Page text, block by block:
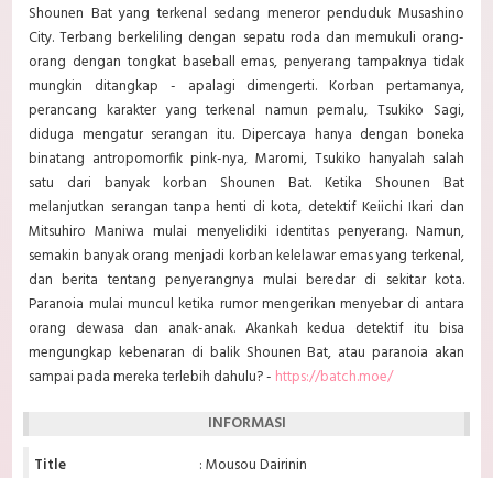
Shounen Bat yang terkenal sedang meneror penduduk Musashino
City. Terbang berkeliling dengan sepatu roda dan memukuli orang-
orang dengan tongkat baseball emas, penyerang tampaknya tidak
mungkin ditangkap - apalagi dimengerti. Korban pertamanya,
perancang karakter yang terkenal namun pemalu, Tsukiko Sagi,
diduga mengatur serangan itu. Dipercaya hanya dengan boneka
binatang antropomorfik pink-nya, Maromi, Tsukiko hanyalah salah
satu dari banyak korban Shounen Bat. Ketika Shounen Bat
melanjutkan serangan tanpa henti di kota, detektif Keiichi Ikari dan
Mitsuhiro Maniwa mulai menyelidiki identitas penyerang. Namun,
semakin banyak orang menjadi korban kelelawar emas yang terkenal,
dan berita tentang penyerangnya mulai beredar di sekitar kota.
Paranoia mulai muncul ketika rumor mengerikan menyebar di antara
orang dewasa dan anak-anak. Akankah kedua detektif itu bisa
mengungkap kebenaran di balik Shounen Bat, atau paranoia akan
sampai pada mereka terlebih dahulu? - https://batch.moe/
INFORMASI
Title
: Mousou Dairinin